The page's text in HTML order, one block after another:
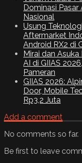
Dominasi
Nasional
Usung
Aftermarket
Android RX2 di
Mirai dan
AI di GIIAS
Pameran
GIIAS 2026:
Door, Mobile
Rp3,2 Juta
Add a comment
No comments so far.
Be first to leave